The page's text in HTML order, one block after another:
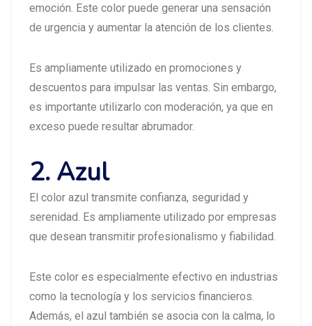
emoción. Este color puede generar una sensación
de urgencia y aumentar la atención de los clientes.
Es ampliamente utilizado en promociones y
descuentos para impulsar las ventas. Sin embargo,
es importante utilizarlo con moderación, ya que en
exceso puede resultar abrumador.
2. Azul
El color azul transmite confianza, seguridad y
serenidad. Es ampliamente utilizado por empresas
que desean transmitir profesionalismo y fiabilidad.
Este color es especialmente efectivo en industrias
como la tecnología y los servicios financieros.
Además, el azul también se asocia con la calma, lo